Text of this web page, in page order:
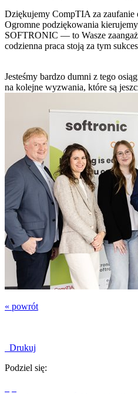
Dziękujemy CompTIA za
Ogromne podziękowania kierujemy
SOFTRONIC — to Wasze
codzienna praca stoją za tym
Jesteśmy bardzo dumni z tego
na kolejne wyzwania, które są
« powrót
Drukuj
Podziel się: